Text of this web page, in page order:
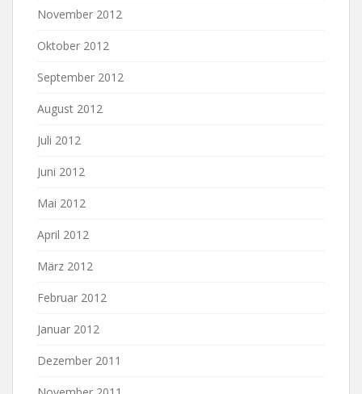
November 2012
Oktober 2012
September 2012
August 2012
Juli 2012
Juni 2012
Mai 2012
April 2012
März 2012
Februar 2012
Januar 2012
Dezember 2011